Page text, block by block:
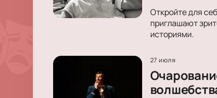
Откройте для
приглашают
историями.
27 июля